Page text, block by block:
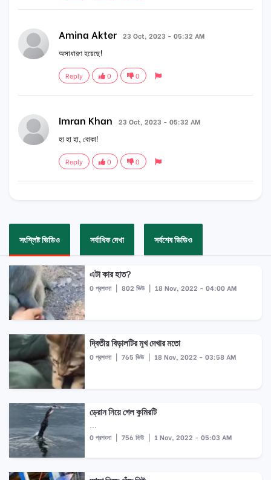
Amina Akter 23 Oct, 2023 - 05:32 AM
অসাধারণ হয়েছে!
Reply 0 0
Imran Khan 23 Oct, 2023 - 05:32 AM
হা হা হা, বোকা!
Reply 0 0
সংশ্লিষ্ট ভিডিও সর্বাধিক দেখা সর্বশেষ ভিডিও
এটা কার হাত?
0 প্রশংসা | 802 ভিউ | 18 Nov, 2022 - 04:00 AM
দ্বিতীয় বিড়ালটির মুখ দেখার মতো
0 প্রশংসা | 765 ভিউ | 18 Nov, 2022 - 03:58 AM
ড্রোন নিয়ে গেল কুমিরটি
...
0 প্রশংসা | 756 ভিউ | 1 Nov, 2022 - 05:03 AM